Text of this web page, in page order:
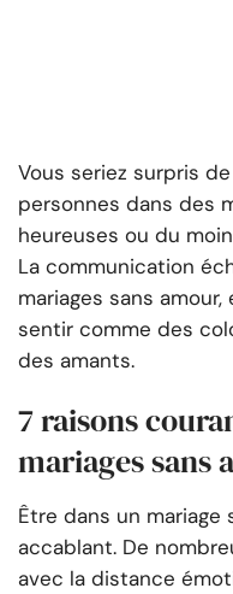
Vous seriez surpris
personnes dans des
heureuses ou du
La communication
mariages sans
sentir comme des
des amants.
7 raisons
mariages sans
Être dans un
accablant. De
avec la distance